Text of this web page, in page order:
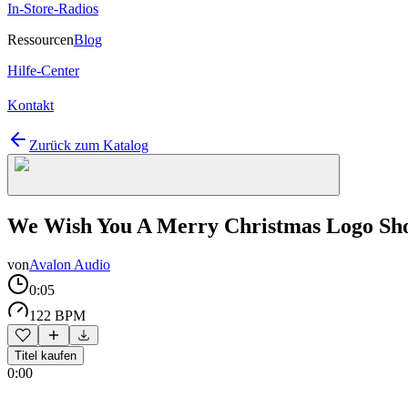
In-Store-Radios
RessourcenBlog
Hilfe-Center
Kontakt
Zurück zum Katalog
We Wish You A Merry Christmas Logo
vonAvalon Audio
0:05
122 BPM
Titel kaufen
0:00